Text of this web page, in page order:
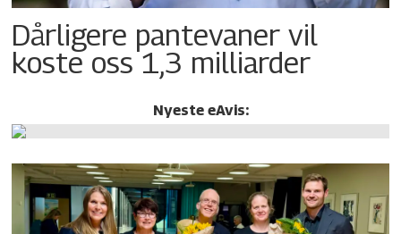
Dårligere pantevaner vil
koste oss 1,3 milliarder
Nyeste eAvis: